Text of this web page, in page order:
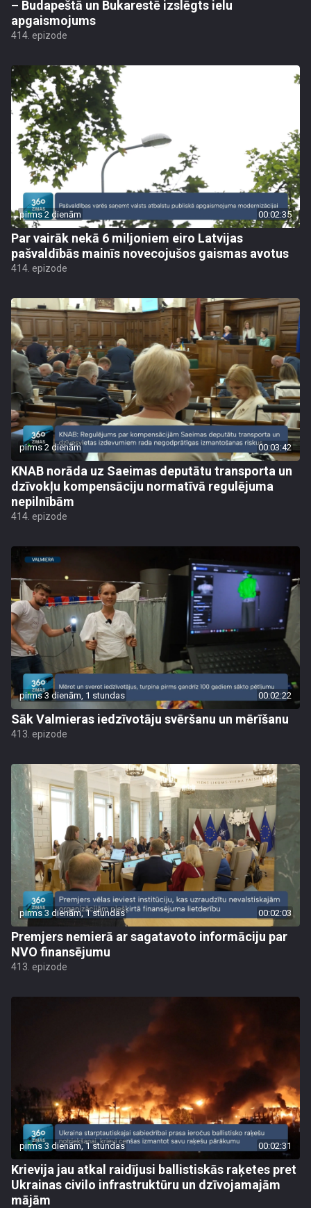
– Budapeštā un Bukarestē izslēgts ielu
apgaismojums
414. epizode
pirms 2 dienām 00:02:35
Par vairāk nekā 6 miljoniem eiro Latvijas
pašvaldībās mainīs novecojušos gaismas avotus
414. epizode
pirms 2 dienām 00:03:42
KNAB norāda uz Saeimas deputātu transporta un
dzīvokļu kompensāciju normatīvā regulējuma
nepilnībām
414. epizode
pirms 3 dienām, 1 stundas 00:02:22
Sāk Valmieras iedzīvotāju svēršanu un mērīšanu
413. epizode
pirms 3 dienām, 1 stundas 00:02:03
Premjers nemierā ar sagatavoto informāciju par
NVO finansējumu
413. epizode
pirms 3 dienām, 1 stundas 00:02:31
Krievija jau atkal raidījusi ballistiskās raķetes pret
Ukrainas civilo infrastruktūru un dzīvojamajām
mājām